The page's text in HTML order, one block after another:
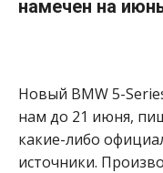
намечен на
Новый BMW 5-
нам до 21 июня,
какие-либо
источники.